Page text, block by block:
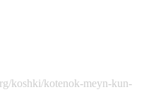
koshki/kotenok-meyn-kun-